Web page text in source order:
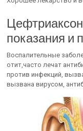
показания и
Воспалительные
отит,часто лечат
против инфекций,
вызвана вирусом,